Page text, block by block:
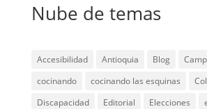
Nube de temas
Accesibilidad Antioquia Blog
cocinando
cocinando las esquinas
Discapacidad
Editorial Elecciones